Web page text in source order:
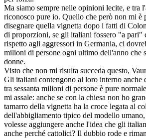
Ma siamo sempre nelle opinioni lecite, e tra
riconosco pure io. Quello che però non mi è
disegnare quella vignetta dopo i fatti di
di proporzioni, se gli italiani fossero "a pari"
rispetto agli aggressori in Germania, ci
milioni di persone ogni ultimo dell'anno che
donne.
Visto che non mi risulta succeda questo,
Gli italiani contengono al loro interno anche
tra sessanta milioni di persone è pure
mi assale: anche se con la chiesa non ho
tamarro della vignetta ha la croce legata al
dell'abbigliamento tipico del modello
volesse aggiungere anche l'idea che gli
anche perché cattolici? Il dubbio rode e